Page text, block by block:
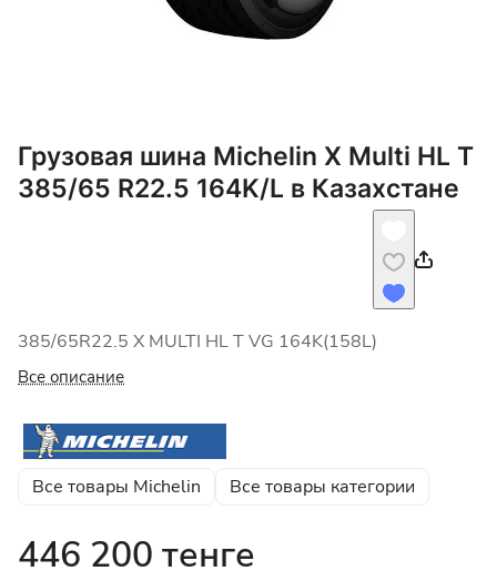
Грузовая шина Michelin X Multi HL T
385/65 R22.5 164K/L в Казахстане
385/65R22.5 X MULTI HL T VG 164K(158L)
Все описание
Все товары Michelin Все товары категории
446 200 тенге